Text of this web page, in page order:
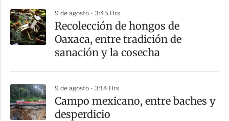
9 de agosto - 3:45 Hrs
Recolección de hongos de
Oaxaca, entre tradición de
sanación y la cosecha
9 de agosto - 3:14 Hrs
Campo mexicano, entre baches y
desperdicio